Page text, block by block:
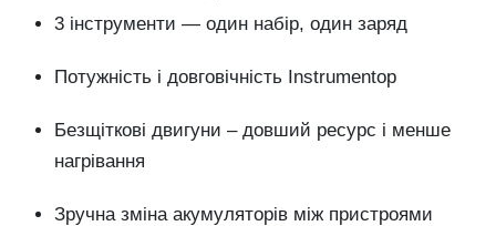
3 інструменти — один набір, один заряд
Потужність і довговічність Instrumentop
Безщіткові двигуни – довший ресурс і менше
нагрівання
Зручна зміна акумуляторів між пристроями